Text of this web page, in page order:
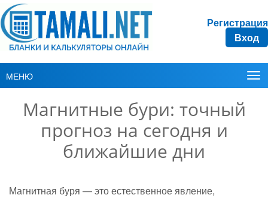
Регистрация
Вход
МЕНЮ
Магнитные бури: точный
прогноз на сегодня и
ближайшие дни
Магнитная буря — это естественное явление,